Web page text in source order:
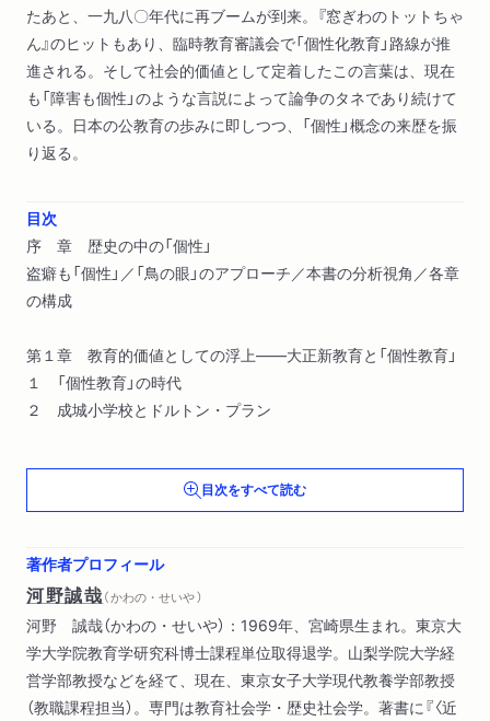
たあと、一九八〇年代に再ブームが到来。『窓ぎわのトットちゃ
ん』のヒットもあり、臨時教育審議会で「個性化教育」路線が推
進される。そして社会的価値として定着したこの言葉は、現在
も「障害も個性」のような言説によって論争のタネであり続けて
いる。日本の公教育の歩みに即しつつ、「個性」概念の来歴を振
り返る。
目次
序 章 歴史の中の「個性」
盗癖も「個性」／「鳥の眼」のアプローチ／本書の分析視角／各章
の構成
第１章 教育的価値としての浮上――大正新教育と「個性教育」
１ 「個性教育」の時代
２ 成城小学校とドルトン・プラン
第２章 個人性を可視化する――「個性調査」の地平
２ 近代学校と〈表簿の実践〉
第３章 二度目のブーム――臨教審と「個性重視の原則」
１ トットちゃんのユートピア
２ 閉塞する学校教育
３ 教育改革の時代
目次をすべて読む
著作者プロフィール
河野誠哉（ かわの・せいや ）
河野 誠哉（かわの・せいや）：1969年、宮崎県生まれ。東京大
学大学院教育学研究科博士課程単位取得退学。山梨学院大学経
営学部教授などを経て、現在、東京女子大学現代教養学部教授
（教職課程担当）。専門は教育社会学・歴史社会学。著書に『〈近